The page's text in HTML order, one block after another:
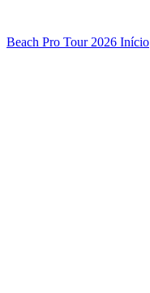
Beach Pro Tour 2026 Início